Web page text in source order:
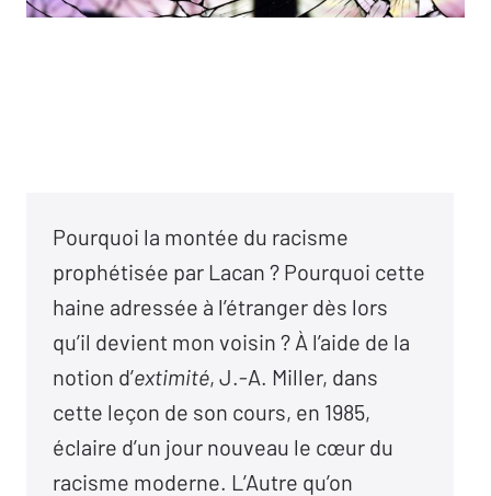
Pourquoi la montée du racisme
prophétisée par Lacan ? Pourquoi cette
haine adressée à l’étranger dès lors
qu’il devient mon voisin ? À l’aide de la
notion d’extimité, J.-A. Miller, dans
cette leçon de son cours, en 1985,
éclaire d’un jour nouveau le cœur du
racisme moderne. L’Autre qu’on